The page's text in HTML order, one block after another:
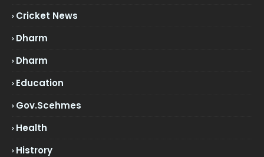
Cricket News
Dharm
Dharm
Education
Gov.scehmes
Health
Histrory